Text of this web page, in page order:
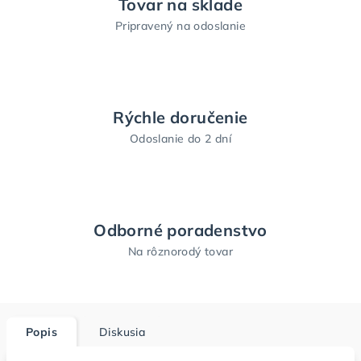
Tovar na sklade
Pripravený na odoslanie
Rýchle doručenie
Odoslanie do 2 dní
Odborné poradenstvo
Na rôznorodý tovar
Popis Diskusia